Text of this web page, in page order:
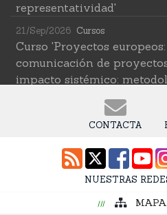
representatividad'
21/Sep/2026 Cursos
Curso 'Proyectos
comunicación de
impacto sistémico:
Cambio transformativa'
Cursos
ciencias sociales' (2ª
Cursos
intelingente de datos'
CONTACTA
NUESTRAS